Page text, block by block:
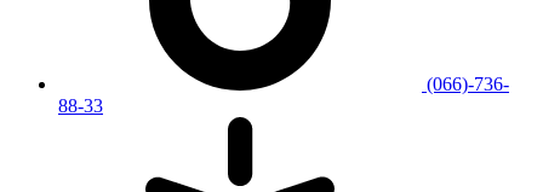
(066)-736-
88-33